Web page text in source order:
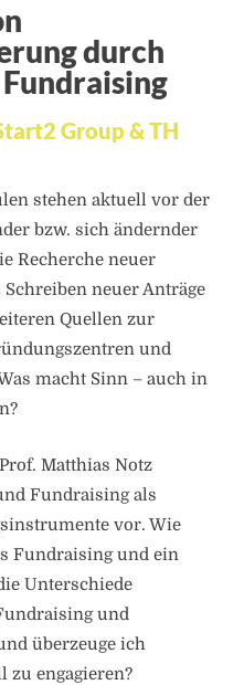
durch
Group & TH
stehen aktuell vor der
bzw. sich ändernder
Recherche neuer
neuer Anträge
Quellen zur
und
macht Sinn – auch in
Matthias Notz
Fundraising als
vor. Wie
Fundraising und ein
Unterschiede
und
überzeuge ich
zu engagieren?